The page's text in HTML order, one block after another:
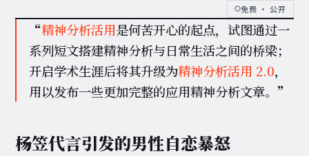
免费 · 公开
“精神分析活用是何苦开心的起点，试图通过一
系列短文搭建精神分析与日常生活之间的桥梁；
开启学术生涯后将其升级为精神分析活用 2.0，
用以发布一些更加完整的应用精神分析文章。 ”
杨笠代言引发的男性自恋暴怒